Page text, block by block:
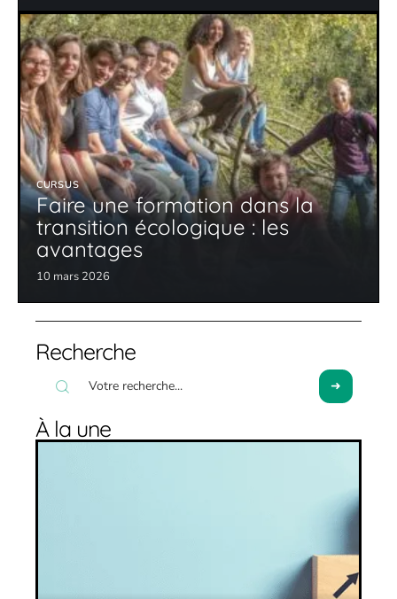
CURSUS
Faire une formation dans la
transition écologique : les
avantages
10 mars 2026
Recherche
À la une